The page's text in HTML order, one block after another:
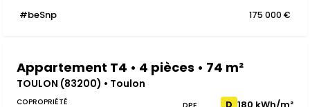
#beSnp 175 000 €
Appartement T4 • 4 pièces • 74 m²
TOULON (83200) • Toulon
COPROPRIÉTÉ DPE D